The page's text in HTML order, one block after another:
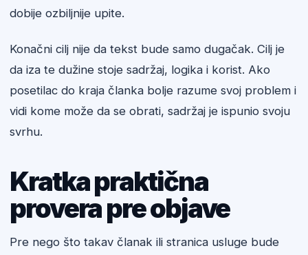
dobije ozbiljnije upite.
Konačni cilj nije da tekst bude samo dugačak. Cilj je
da iza te dužine stoje sadržaj, logika i korist. Ako
posetilac do kraja članka bolje razume svoj problem i
vidi kome može da se obrati, sadržaj je ispunio svoju
svrhu.
Kratka praktična
provera pre objave
Pre nego što takav članak ili stranica usluge bude